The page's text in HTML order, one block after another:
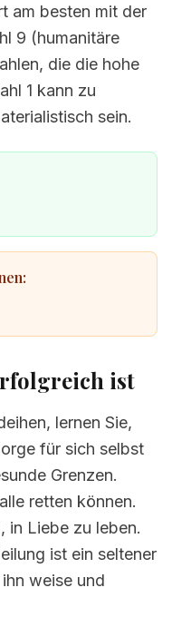
am besten mit der
9 (humanitäre
die die hohe
1 kann zu
sein.
ist
lernen Sie,
für sich selbst
Grenzen.
retten können.
in Liebe zu leben.
ist ein seltener
weise und